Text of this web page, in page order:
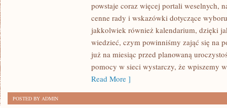
KTÓRA
PRĘŻNIE
ROZWIJA
ORAZ
MA
PRZED
powstaje coraz więcej portali weselnych,
cenne rady i wskazówki dotyczące
jakkolwiek również kalendarium, dzięki
wiedzieć, czym powinniśmy zająć się na
już na miesiąc przed planowaną
pomocy w sieci wystarczy, że wpiszemy
Read More ]
POSTED BY ADMIN